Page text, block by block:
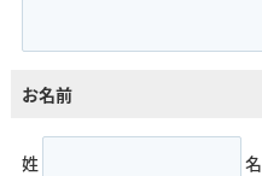
お名前
姓 名